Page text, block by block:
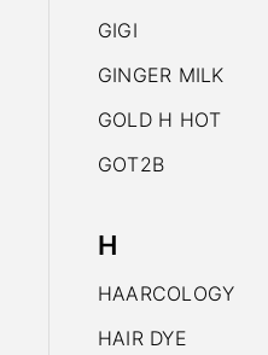
GIGI
GINGER MILK
GOLD H HOT
GOT2B
H
HAARCOLOGY
HAIR DYE